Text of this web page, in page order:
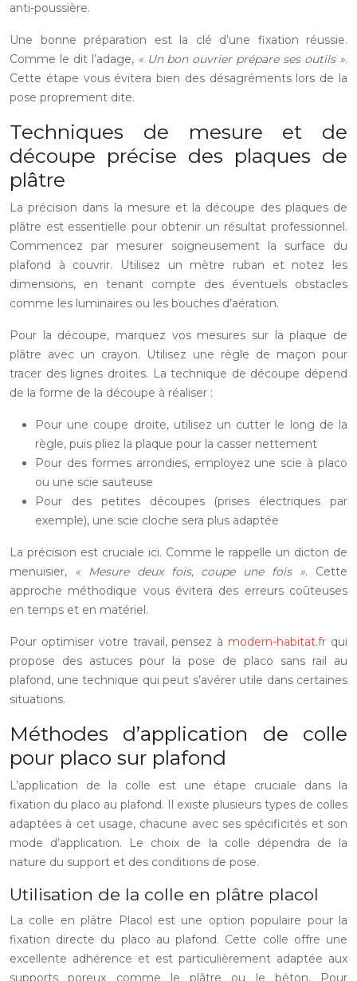
anti-poussière.
Une bonne préparation est la clé d’une fixation réussie.
Comme le dit l’adage, « Un bon ouvrier prépare ses outils ».
Cette étape vous évitera bien des désagréments lors de la
pose proprement dite.
Techniques de mesure et de
découpe précise des plaques de
plâtre
La précision dans la mesure et la découpe des plaques de
plâtre est essentielle pour obtenir un résultat professionnel.
Commencez par mesurer soigneusement la surface du
plafond à couvrir. Utilisez un mètre ruban et notez les
dimensions, en tenant compte des éventuels obstacles
comme les luminaires ou les bouches d’aération.
Pour la découpe, marquez vos mesures sur la plaque de
plâtre avec un crayon. Utilisez une règle de maçon pour
tracer des lignes droites. La technique de découpe dépend
de la forme de la découpe à réaliser :
Pour une coupe droite, utilisez un cutter le long de la
règle, puis pliez la plaque pour la casser nettement
Pour des formes arrondies, employez une scie à placo
ou une scie sauteuse
Pour des petites découpes (prises électriques par
exemple), une scie cloche sera plus adaptée
La précision est cruciale ici. Comme le rappelle un dicton de
menuisier, « Mesure deux fois, coupe une fois ». Cette
approche méthodique vous évitera des erreurs coûteuses
en temps et en matériel.
Pour optimiser votre travail, pensez à modern-habitat.fr qui
propose des astuces pour la pose de placo sans rail au
plafond, une technique qui peut s’avérer utile dans certaines
situations.
Méthodes d’application de colle
pour placo sur plafond
L’application de la colle est une étape cruciale dans la
fixation du placo au plafond. Il existe plusieurs types de colles
adaptées à cet usage, chacune avec ses spécificités et son
mode d’application. Le choix de la colle dépendra de la
nature du support et des conditions de pose.
Utilisation de la colle en plâtre placol
La colle en plâtre Placol est une option populaire pour la
fixation directe du placo au plafond. Cette colle offre une
excellente adhérence et est particulièrement adaptée aux
supports poreux comme le plâtre ou le béton. Pour